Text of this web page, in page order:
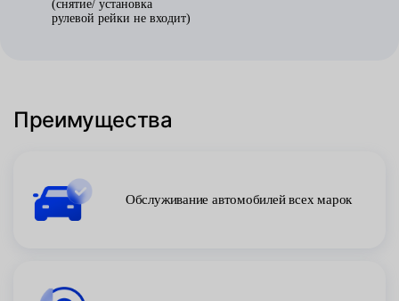
(снятие/ установка
рулевой рейки не входит)
Преимущества
Обслуживание автомобилей всех марок